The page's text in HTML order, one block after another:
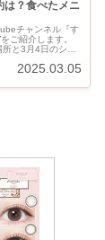
は？食べたメニ
チャンネル『す
ご紹介します。
と3月4日のショ
2025.03.05